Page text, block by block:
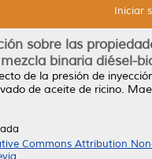
Iniciar
sobre las
mezcla binaria diésel-
de la presión de
de aceite de ricino.
Commons Attribution